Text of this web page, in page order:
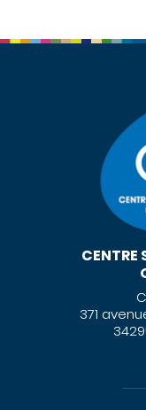
CENTRE
371